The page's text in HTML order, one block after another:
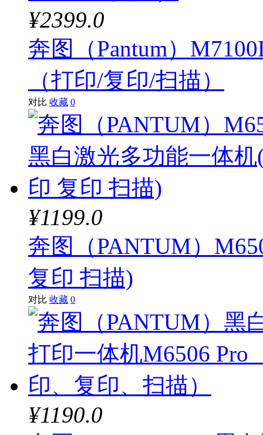
¥2399.0
奔图（Pantum）
（打印/复印/扫描）
对比 收藏 0
¥1199.0
奔图（PANTUM）
复印 扫描)
对比 收藏 0
¥1190.0